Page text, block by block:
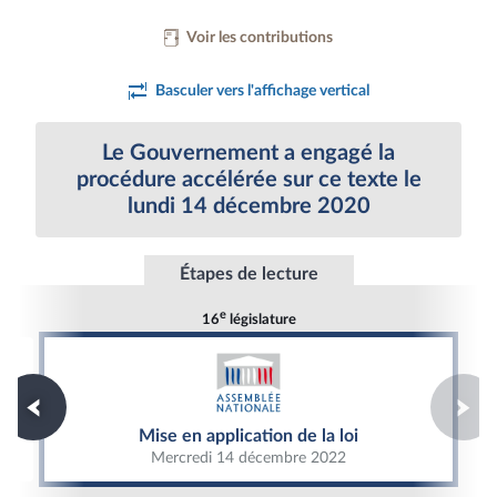
Voir les contributions
Basculer vers l'affichage vertical
Le Gouvernement a engagé la
procédure accélérée sur ce texte le
lundi 14 décembre 2020
Étapes de lecture
16elégislature
Mise en application de la loi
Mercredi 14 décembre 2022
Mise en application de la loi